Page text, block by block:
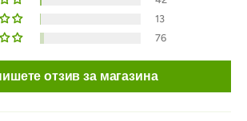
13
76
отзив за магазина